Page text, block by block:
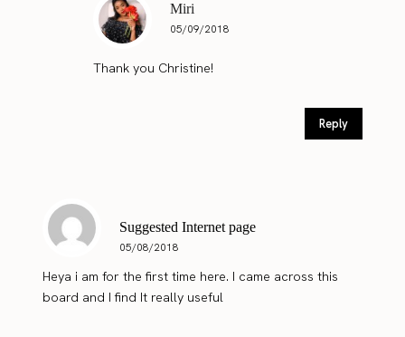
Miri
05/09/2018
Thank you Christine!
Reply
Suggested Internet page
05/08/2018
Heya i am for the first time here. I came across this
board and I find It really useful